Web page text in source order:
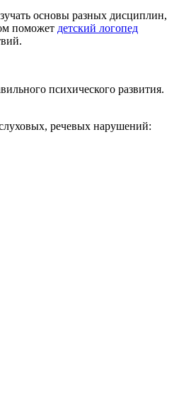
основы разных дисциплин,
поможет детский логопед
психического развития.
речевых нарушений: